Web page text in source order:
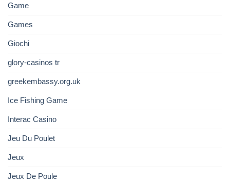
Game
Games
Giochi
glory-casinos tr
greekembassy.org.uk
Ice Fishing Game
Interac Casino
Jeu Du Poulet
Jeux
Jeux De Poule